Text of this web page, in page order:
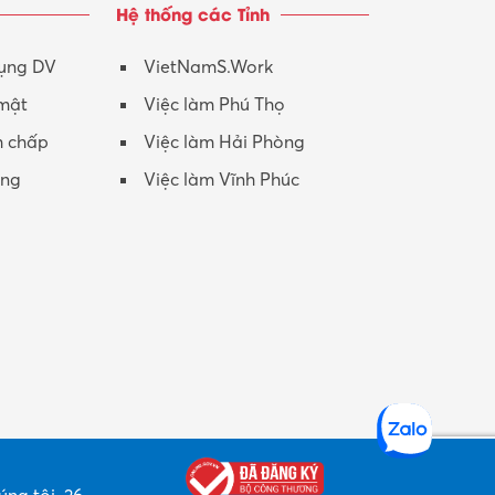
Nhân viên CSKH
Phục vụ khác
Promotion Girl (PG)
DV
chấp
Hệ thống các Tỉnh
VietNamS.Work
Việc làm Phú Thọ
Việc làm Hải Phòng
Việc làm Vĩnh Phúc